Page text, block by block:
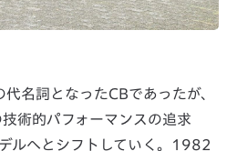
名詞となったCBであったが、
術的パフォーマンスの追求
ルへとシフトしていく。1982